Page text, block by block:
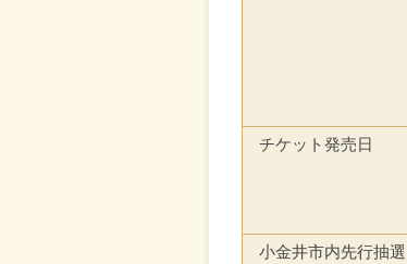
チケット発売日
小金井市内先行抽選